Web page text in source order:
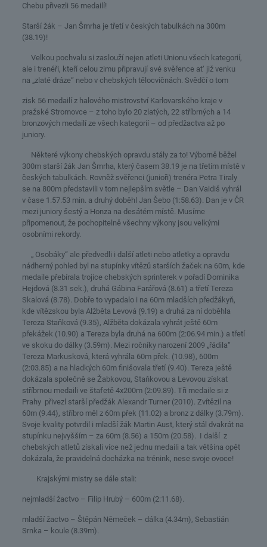
Chebu přivezli 56 medailí!
Starší žák – Jan Šmrha je třetí v českých tabulkách na 300m
(38.19)!
Velkou pochvalu si zaslouží nejen atleti Unionu všech kategorií,
ale i trenéři, kteří celou zimu připravují své svěřence at‘ již venku
na „zlaté dráze“ nebo v chebských tělocvičnách. Svědčí o tom
zisk 56 medailí z halového mistrovství Karlovarského kraje v
pražské Stromovce – z toho bylo 20 zlatých, 22 stříbrných a 14
bronzových medailí ze všech kategorií – od předžactva až po
juniory.
Některé výkony chebských opravdu stály za to! Výborně běžel
300m starší žák Jan Šmrha, který časem 38.19 je na třetím místě v
českých tabulkách. Rovněž svěřenci (junioři) trenéra Petra Tiraly
se na 800m představili v tom nejlepším světle – Dan Vaidiš vyhrál
v čase 1.57.53 min. a druhý doběhl Jan Šebo (1:58.63). Dan je v ČR
mezi juniory šestý a Honza na desátém místě. Musíme
připomenout, že pochopitelně všechny výkony jsou velkými
osobními rekordy.
„ Osobáky“ ale předvedli i další atleti nebo atletky a opravdu
nádherný pohled byl na stupínky vítězů starších žaček na 60m, kde
medaile přebírala trojice chebských sprinterek v pořadí Dominika
Hejdová (8.31 sek.), druhá Gábina Farářová (8.61) a třetí Tereza
Skalová (8.78). Dobře to vypadalo i na 60m mladších předžákyň,
kde vítězskou byla Alžběta Levová (9.19) a druhá za ní doběhla
Tereza Staňková (9.35), Alžběta dokázala vyhrát ještě 60m
překážek (10.90) a Tereza byla druhá na 600m (2:06.94 min.) a třetí
ve skoku do dálky (3.59m). Mezi ročníky narození 2009 „řádila“
Tereza Markusková, která vyhrála 60m přek. (10.98), 600m
(2:03.85) a na hladkých 60m finišovala třetí (9.40). Tereza ještě
dokázala společně se Žabkovou, Staňkovou a Levovou získat
stříbrnou medaili ve štafetě 4x200m (2:09.89). Tři medaile si z
Prahy přivezl starší předžák Alexandr Turner (2010). Zvítězil na
60m (9.44), stříbro měl z 60m přek (11.02) a bronz z dálky (3.79m).
Svoje kvality potvrdil i mladší žák Martin Aust, který stál dvakrát na
stupínku nejvyšším – za 60m (8.56) a 150m (20.58). I další z
chebských atletů získali více než jednu medaili a tak většina opět
dokázala, že pravidelná docházka na trénink, nese svoje ovoce!
Krajskými mistry se dále stali:
nejmladší žactvo – Filip Hrubý – 600m (2:11.68).
mladší žactvo – Štěpán Němeček – dálka (4.34m), Sebastián
Srnka – koule (8.39m).